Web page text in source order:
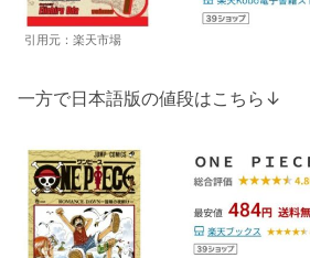
引用元：楽天市場
一方で日本語版の値段はこちら↓